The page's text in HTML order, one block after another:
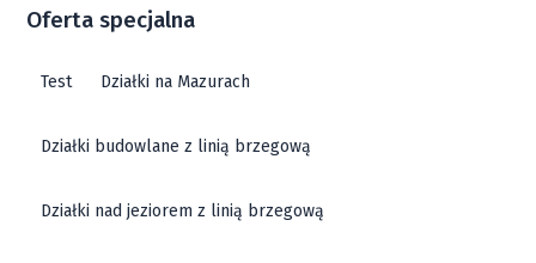
Oferta specjalna
Test Działki na Mazurach
Działki budowlane z linią brzegową
Działki nad jeziorem z linią brzegową